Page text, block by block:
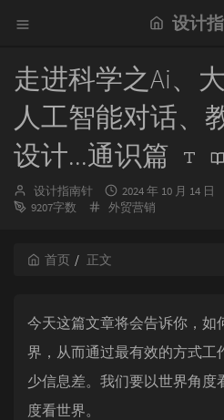
设计
走进科学之Ai、
人工智能对话、
设计...通识篇
博
主：
设计指南针
发
布
2024 年 10 月 14 日
9207字数
分
外贸营销
首页 正文
今天这篇文章将会告诉你，如
界，从而通过最有效的方式工
少信息差。我们要以世界角度
度看世界。